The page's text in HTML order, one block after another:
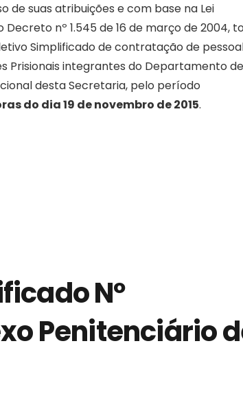
de suas atribuições e com base na Lei
nº 1.545 de 16 de março de 2004,
Simplificado de contratação de
Prisionais integrantes do Departamento de
desta Secretaria, pelo período
do dia 19 de novembro de 2015.
Nº
Penitenciário